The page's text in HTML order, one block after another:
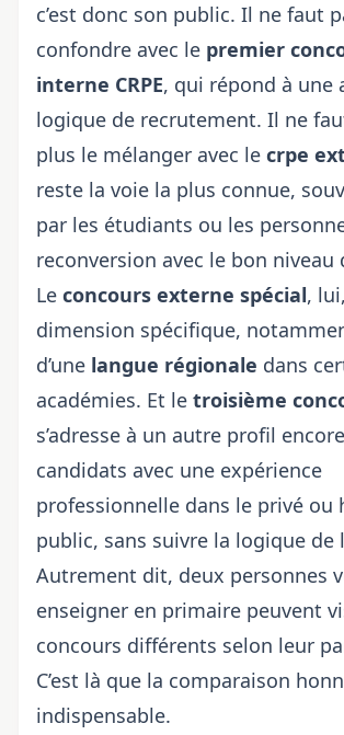
c’est donc son public. Il ne faut
confondre avec le premier
interne CRPE, qui répond à une
logique de recrutement. Il ne
plus le mélanger avec le crpe
reste la voie la plus connue,
par les étudiants ou les
reconversion avec le bon niveau
Le concours externe spécial,
dimension spécifique,
d’une langue régionale dans
académies. Et le troisième
s’adresse à un autre profil
candidats avec une expérience
professionnelle dans le privé ou
public, sans suivre la logique de
Autrement dit, deux personnes
enseigner en primaire peuvent
concours différents selon leur
C’est là que la comparaison
indispensable.